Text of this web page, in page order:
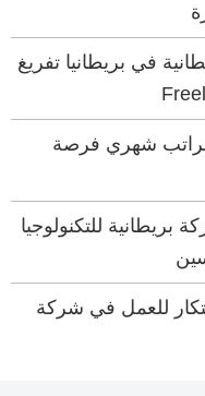
في بريطانيا تفريغ
براتب شهري فرصة
للتكنولوجيا
للعمل في شركة